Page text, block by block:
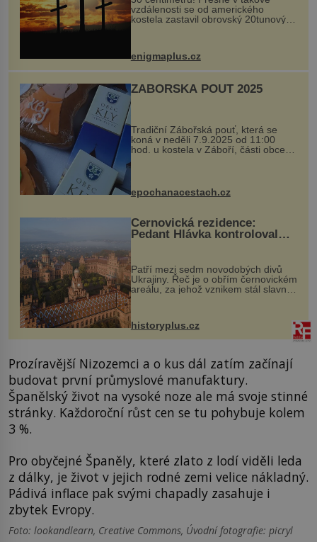
vzdálenosti se od amerického
kostela zastavil obrovský 20tunový
...
enigmaplus.cz
ZÁBOŘSKÁ POUŤ 2025
Tradiční Zábořská pouť, která se
koná v neděli 7.9.2025 od 11:00
hod. u kostela v Záboří, části obce
Kly u Mělníka. V programu naleznete
komentovanou prohlídku kostela,
epochanacestach.cz
Černovická rezidence:
Pedant Hlávka kontroloval
Patří mezi sedm novodobých divů
Ukrajiny. Řeč je o obřím černovickém
areálu, za jehož vznikem stál slavný
český architekt Josef Hlávka. Ten si
na něm dal mimořádně záležet. Jeho
stavební plány by při ...
historyplus.cz
Prozíravější Nizozemci a o kus dál zatím začínají
budovat první průmyslové manufaktury.
Španělský život na vysoké noze ale má svoje stinné
stránky. Každoroční růst cen se tu pohybuje kolem
3 %.
Pro obyčejné Španěly, které zlato z lodí viděli leda
z dálky, je život v jejich rodné zemi velice nákladný.
Pádivá inflace pak svými chapadly zasahuje i
zbytek Evropy.
Foto: lookandlearn, Creative Commons, Úvodní fotografie: picryl